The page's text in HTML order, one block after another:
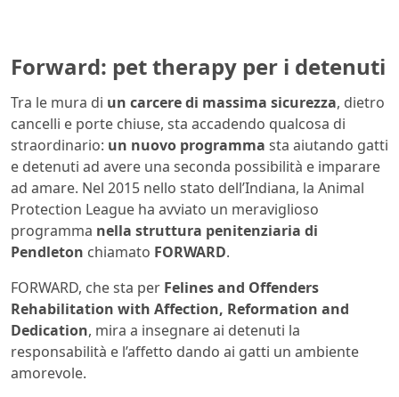
Forward: pet therapy per i detenuti
Tra le mura di un carcere di massima sicurezza, dietro
cancelli e porte chiuse, sta accadendo qualcosa di
straordinario: un nuovo programma sta aiutando gatti
e detenuti ad avere una seconda possibilità e imparare
ad amare. Nel 2015 nello stato dell’Indiana, la Animal
Protection League ha avviato un meraviglioso
programma nella struttura penitenziaria di
Pendleton chiamato FORWARD.
FORWARD, che sta per Felines and Offenders
Rehabilitation with Affection, Reformation and
Dedication, mira a insegnare ai detenuti la
responsabilità e l’affetto dando ai gatti un ambiente
amorevole.